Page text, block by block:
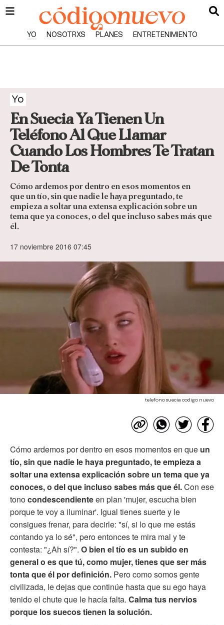
YO NOSOTRXS PLANES ENTRETENIMIENTO
Yo
En Suecia Ya Tienen Un
Teléfono Al Que Llamar
Cuando Los Hombres Te Tratan
De Tonta
Cómo ardemos por dentro en esos momentos en
que un tío, sin que nadie le haya preguntado, te
empieza a soltar una extensa explicación sobre un
tema que ya conoces, o del que incluso sabes más que
él.
17 noviembre 2016 07:45
telefono suecia codigo nuevo
Cómo ardemos por dentro en esos momentos en que un
tío, sin que nadie le haya preguntado, te empieza a
soltar una extensa explicación sobre un tema que ya
conoces, o del que incluso sabes más que él.Con ese
tonocondescendienteen plan 'mujer, escucha bien
porque te voy a iluminar'. Igual tienes suerte y le
consigues frenar, para decirle: "sí, si lo que me estás
contando ya lo sé", pero entonces te mira mal y te
contesta: "¿Ah sí?". O bien el tío es un subido en
general o es que tú, como mujer, tienes que ser más
tonta que él por definición. Pero como somos gente
civilizada, le dejas que continúe hasta que su ego haya
tenido el chute que le hacía falta. Calma tus nervios
porque los suecos tienen la solución.